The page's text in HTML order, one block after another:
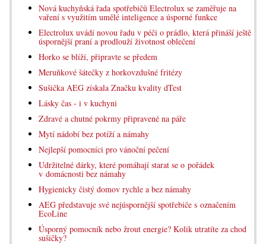
Nová kuchyňská řada spotřebičů Electrolux se zaměřuje na
vaření s využitím umělé inteligence a úsporné funkce
Electrolux uvádí novou řadu v péči o prádlo, která přináší ještě
úspornější praní a prodlouží životnost oblečení
Horko se blíží, připravte se předem
Meruňkové šátečky z horkovzdušné fritézy
Sušička AEG získala Značku kvality dTest
Lásky čas - i v kuchyni
Zdravé a chutné pokrmy připravené na páře
Mytí nádobí bez potíží a námahy
Nejlepší pomocníci pro vánoční pečení
Udržitelné dárky, které pomáhají starat se o pořádek
v domácnosti bez námahy
Hygienicky čistý domov rychle a bez námahy
AEG představuje své nejúspornější spotřebiče s označením
EcoLine
Úsporný pomocník nebo žrout energie? Kolik utratíte za chod
sušičky?